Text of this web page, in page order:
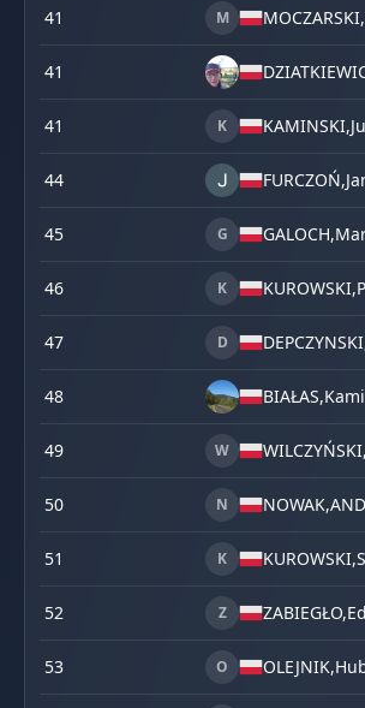
41 M MOCZARSKI,
41
41 K KAMINSKI,
44 FURCZOŃ,
45 G GALOCH,
46 K KUROWSKI,
47 D
48 BIAŁAS,
49 W WILCZYŃSKI,
50 N NOWAK,
51 K KUROWSKI,
52 Z ZABIEGŁO,
53 O OLEJNIK,